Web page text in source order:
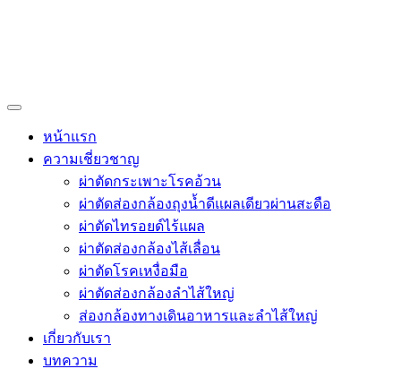
หน้าแรก
ความเชี่ยวชาญ
ผ่าตัดกระเพาะโรคอ้วน
ผ่าตัดส่องกล้องถุงน้ำดีแผลเดียวผ่านสะดือ
ผ่าตัดไทรอยด์ไร้แผล
ผ่าตัดส่องกล้องไส้เลื่อน
ผ่าตัดโรคเหงื่อมือ
ผ่าตัดส่องกล้องลำไส้ใหญ่
ส่องกล้องทางเดินอาหารและลำไส้ใหญ่
เกี่ยวกับเรา
บทความ